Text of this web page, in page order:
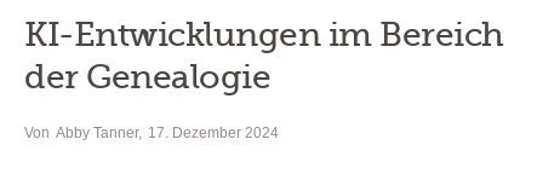
KI-Entwicklungen im Bereich
der Genealogie
Von Abby Tanner 17. Dezember 2024